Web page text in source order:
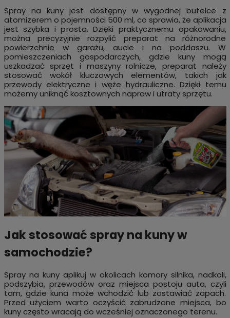
Spray na kuny jest dostępny w wygodnej butelce z
atomizerem o pojemności 500 ml, co sprawia, że aplikacja
jest szybka i prosta. Dzięki praktycznemu opakowaniu,
można precyzyjnie rozpylić preparat na różnorodne
powierzchnie w garażu, aucie i na poddaszu. W
pomieszczeniach gospodarczych, gdzie kuny mogą
uszkadzać sprzęt i maszyny rolnicze, preparat należy
stosować wokół kluczowych elementów, takich jak
przewody elektryczne i węże hydrauliczne. Dzięki temu
możemy uniknąć kosztownych napraw i utraty sprzętu.
Jak stosować spray na kuny w
samochodzie?
Spray na kuny aplikuj w okolicach komory silnika, nadkoli,
podszybia, przewodów oraz miejsca postoju auta, czyli
tam, gdzie kuna może wchodzić lub zostawiać zapach.
Przed użyciem warto oczyścić zabrudzone miejsca, bo
kuny często wracają do wcześniej oznaczonego terenu.